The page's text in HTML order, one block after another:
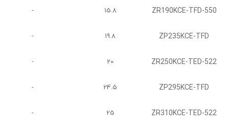
ZR190KCE-TFD-550
15.8
-
ZP235KCE-TFD
19.8
-
ZR250KCE-TED-522
20
-
ZP295KCE-TFD
24.5
-
ZR310KCE-TED-522
25
-